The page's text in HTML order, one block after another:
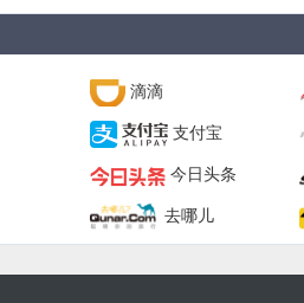
滴滴
支付宝
今日头条
去哪儿